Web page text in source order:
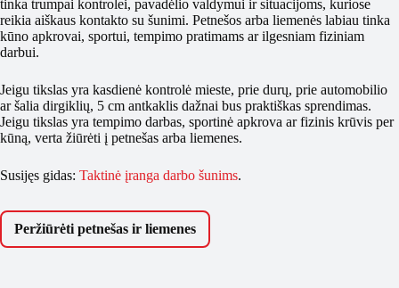
tinka trumpai kontrolei, pavadėlio valdymui ir situacijoms, kuriose
reikia aiškaus kontakto su šunimi. Petnešos arba liemenės labiau tinka
kūno apkrovai, sportui, tempimo pratimams ar ilgesniam fiziniam
darbui.
Jeigu tikslas yra kasdienė kontrolė mieste, prie durų, prie automobilio
ar šalia dirgiklių, 5 cm antkaklis dažnai bus praktiškas sprendimas.
Jeigu tikslas yra tempimo darbas, sportinė apkrova ar fizinis krūvis per
kūną, verta žiūrėti į petnešas arba liemenes.
Susijęs gidas: Taktinė įranga darbo šunims.
Peržiūrėti petnešas ir liemenes